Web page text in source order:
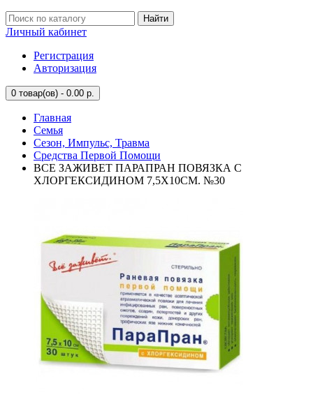
Найти
Личный кабинет
Регистрация
Авторизация
0 товар(ов) - 0.00 р.
Главная
Семья
Сезон, Импульс, Травма
Средства Первой Помощи
ВСЕ ЗАЖИВЕТ ПАРАПРАН ПОВЯЗКА С
ХЛОРГЕКСИДИНОМ 7,5Х10СМ. №30